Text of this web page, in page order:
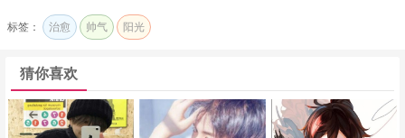
标签： 治愈 帅气 阳光
猜你喜欢